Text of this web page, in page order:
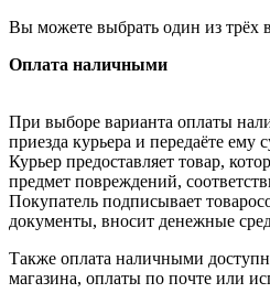
Вы можете выбрать один из трёх
Оплата наличными
При выборе варианта оплаты
приезда курьера и передаёте ему
Курьер предоставляет товар,
предмет повреждений,
Покупатель подписывает
документы, вносит денежные
Также оплата наличными
магазина, оплаты по почте или